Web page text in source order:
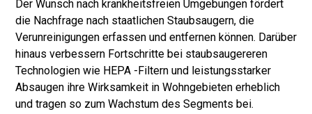
Der Wunsch nach krankheitsfreien Umgebungen fördert
die Nachfrage nach staatlichen Staubsaugern, die
Verunreinigungen erfassen und entfernen können. Darüber
hinaus verbessern Fortschritte bei staubsaugereren
Technologien wie HEPA -Filtern und leistungsstarker
Absaugen ihre Wirksamkeit in Wohngebieten erheblich
und tragen so zum Wachstum des Segments bei.